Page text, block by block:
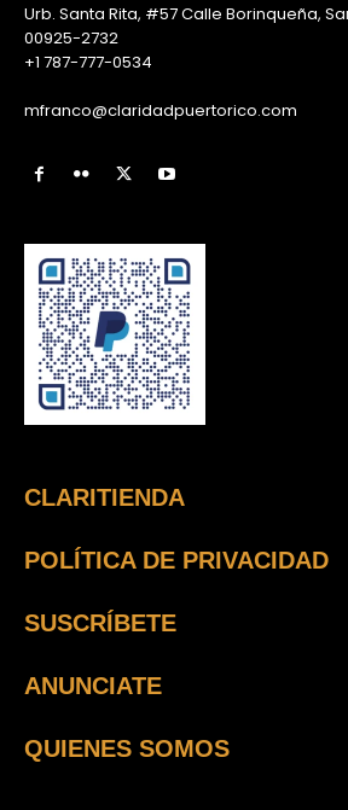
Urb. Santa Rita, #57 Calle Borinqueña,
00925-2732
+1 787-777-0534
mfranco@claridadpuertorico.com
CLARITIENDA
POLÍTICA DE PRIVACIDAD
SUSCRÍBETE
ANUNCIATE
QUIENES SOMOS